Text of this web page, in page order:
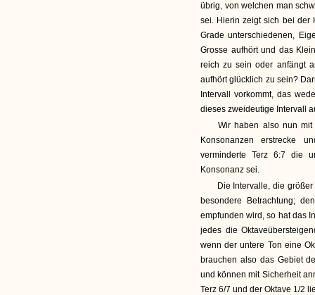
übrig, von welchen man
sei. Hierin zeigt sich bei der
Grade unterschiedenen,
Grosse aufhört und das
reich zu sein oder anfängt
aufhört glücklich zu sein?
Intervall vorkommt, das
dieses zweideutige Intervall
Wir haben also nun
Konsonanzen erstrecke
verminderte Terz 6:7 die
Konsonanz sei.
Die Intervalle, die
besondere Betrachtung;
empfunden wird, so hat das
jedes die
wenn der untere Ton eine
brauchen also das Gebiet
und können mit Sicherheit
Terz 6/7 und der Oktave 1/2